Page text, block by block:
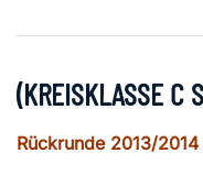
(KREISKLASSE C
Rückrunde 2013/2014